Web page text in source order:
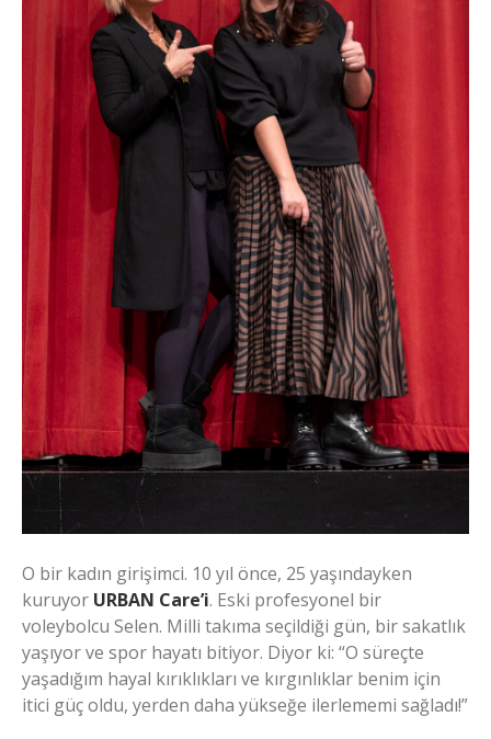
O bir kadın girişimci. 10 yıl önce, 25 yaşındayken
kuruyor URBAN Care’i. Eski profesyonel bir
voleybolcu Selen. Milli takıma seçildiği gün, bir sakatlık
yaşıyor ve spor hayatı bitiyor. Diyor ki: “O süreçte
yaşadığım hayal kırıklıkları ve kırgınlıklar benim için
itici güç oldu, yerden daha yükseğe ilerlememi sağladı!”